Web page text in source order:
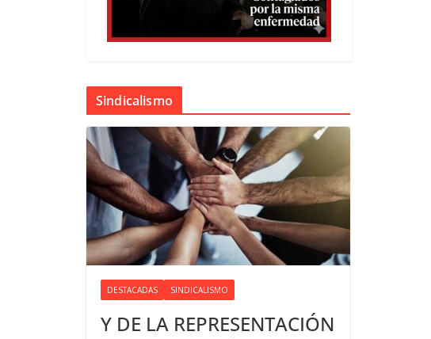
Sindicalismo
DESTACADAS SINDICALISMO
Y DE LA REPRESENTACIÓN